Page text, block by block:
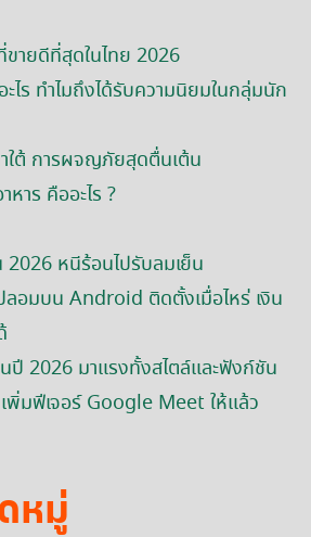
ายดีที่สุดในไทย 2026
ไร ทำไมถึงได้รับความนิยมในกลุ่มนัก
ใต้ การผจญภัยสุดตื่นเต้น
หาร คืออะไร ?
2026 หนีร้อนไปรับลมเย็น
ลอมบน Android ติดตั้งเมื่อไหร่ เงิน
ปี 2026 มาแรงทั้งสไตล์และฟังก์ชัน
มฟีเจอร์ Google Meet ให้แล้ว
หมู่